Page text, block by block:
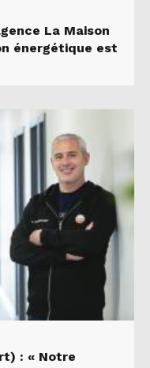
La Maison
énergétique est
: « Notre